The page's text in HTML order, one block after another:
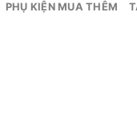
PHỤ KIỆN MUA THÊM